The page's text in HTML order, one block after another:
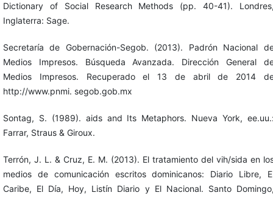
Dictionary of Social Research Methods (pp. 40-41).
Inglaterra: Sage.
Secretaría de Gobernación-Segob. (2013). Padrón Nacional
Medios Impresos. Búsqueda Avanzada. Dirección General
Medios Impresos. Recuperado el 13 de abril de 2014
http://www.pnmi. segob.gob.mx
Sontag, S. (1989). aids and Its Metaphors. Nueva York,
Farrar, Straus & Giroux.
Terrón, J. L. & Cruz, E. M. (2013). El tratamiento del vih/sida en
medios de comunicación escritos dominicanos: Diario Libre,
Caribe, El Día, Hoy, Listín Diario y El Nacional. Santo